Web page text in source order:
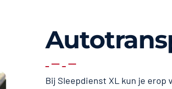
Bij Sleepdienst XL kun je